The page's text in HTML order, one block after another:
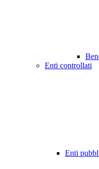
Enti controllati
Enti